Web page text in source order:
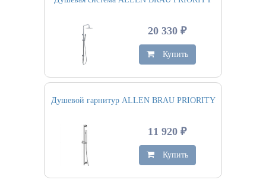
20 330 ₽
Купить
Душевой гарнитур ALLEN BRAU PRIORITY
11 920 ₽
Купить